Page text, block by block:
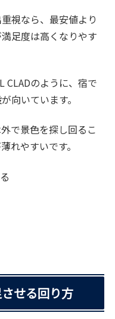
視なら、最安値より
足度は高くなりやす
CLADのように、宿で
向いています。
で景色を探し回るこ
れやすいです。
せる回り方